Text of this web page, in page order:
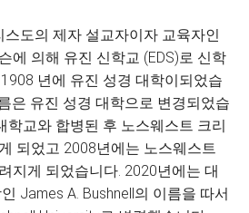
도의 제자 설교자이자 교육자인
에 의해 유진 신학교 (EDS)로 신학
년에 유진 성경 대학이되었습
은 유진 성경 대학으로 변경되었습
학교와 합병된 후 노스웨스트 크리
되었고 2008년에는 노스웨스트
지게 되었습니다. 2020년에는 대
James A. Bushnell의 이름을 따서